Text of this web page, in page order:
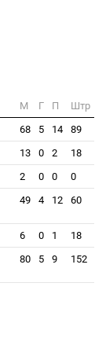
М Г П
Штр
68 5 14
89
13 0 2
18
2 0 0
0
49 4 12 60
6 0 1
18
80 5 9 152